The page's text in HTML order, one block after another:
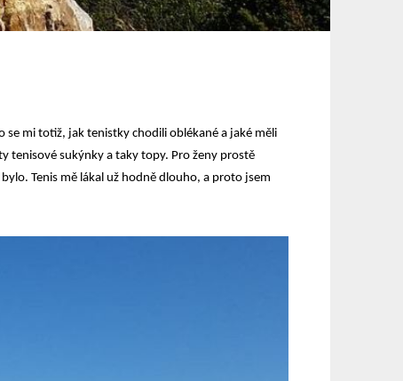
se mi totiž, jak tenistky chodili oblékané a jaké měli
tenisové sukýnky a taky topy. Pro ženy prostě
Tenis mě lákal už hodně dlouho, a proto jsem